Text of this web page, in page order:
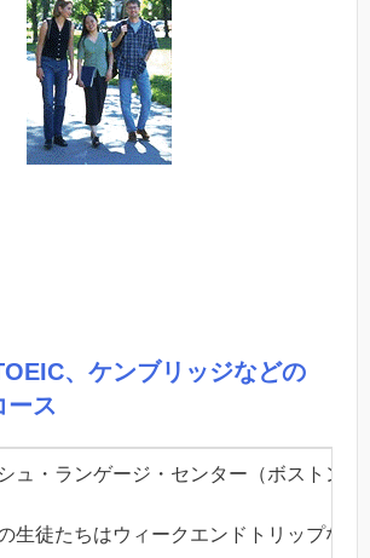
、ケンブリッジなどの
ース
ュ・ランゲージ・センター（ボストン
生徒たちはウィークエンドトリップな